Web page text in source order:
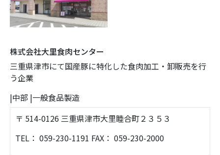
株式会社大里食肉センター
三重県津市にて国産豚に特化した食肉加工・卸販売を行
う企業
|中部 |一般食品製造
〒 514-0126 三重県津市大里睦合町２３５３
TEL： 059-230-1191 FAX： 059-230-2000